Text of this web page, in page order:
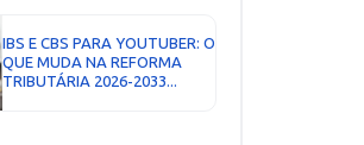
IBS E CBS PARA YOUTUBER: O
QUE MUDA NA REFORMA
TRIBUTÁRIA 2026-2033...